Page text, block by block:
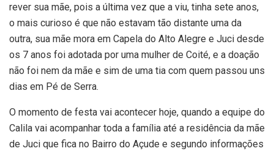
rever sua mãe, pois a última vez que a viu, tinha sete anos,
o mais curioso é que não estavam tão distante uma da
outra, sua mãe mora em Capela do Alto Alegre e Juci desde
os 7 anos foi adotada por uma mulher de Coité, e a doação
não foi nem da mãe e sim de uma tia com quem passou uns
dias em Pé de Serra.
O momento de festa vai acontecer hoje, quando a equipe do
Calila vai acompanhar toda a família até a residência da mãe
de Juci que fica no Bairro do Açude e segundo informações